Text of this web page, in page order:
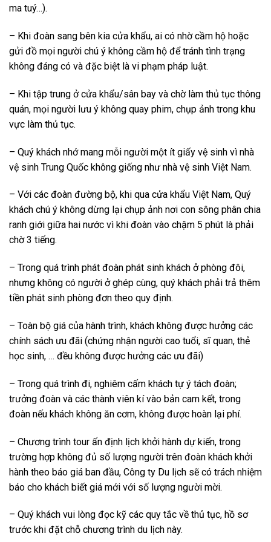
ma tuý…).
– Khi đoàn sang bên kia cửa khẩu, ai có nhờ cầm hộ hoặc
gửi đồ mọi người chú ý không cầm hộ để tránh tình trạng
không đáng có và đặc biệt là vi phạm pháp luật.
– Khi tập trung ở cửa khẩu/sân bay và chờ làm thủ tục thông
quán, mọi người lưu ý không quay phim, chụp ảnh trong khu
vực làm thủ tục.
– Quý khách nhớ mang mỗi người một ít giấy vệ sinh vì nhà
vệ sinh Trung Quốc không giống như nhà vệ sinh Việt Nam.
– Với các đoàn đường bộ, khi qua cửa khẩu Việt Nam, Quý
khách chú ý không dừng lại chụp ảnh nơi con sông phân chia
ranh giới giữa hai nước vì khi đoàn vào chậm 5 phút là phải
chờ 3 tiếng.
– Trong quá trình phát đoàn phát sinh khách ở phòng đôi,
nhưng không có người ở ghép cùng, quý khách phải trả thêm
tiền phát sinh phòng đơn theo quy định.
– Toàn bộ giá của hành trình, khách không được hưởng các
chính sách ưu đãi (chứng nhận người cao tuổi, sĩ quan, thẻ
học sinh, … đều không được hưởng các ưu đãi)
– Trong quá trình đi, nghiêm cấm khách tự ý tách đoàn;
trưởng đoàn và các thành viên kí vào bản cam kết, trong
đoàn nếu khách không ăn cơm, không được hoàn lại phí.
– Chương trình tour ấn định lịch khởi hành dự kiến, trong
trường hợp không đủ số lượng người trên đoàn khách khởi
hành theo báo giá ban đầu, Công ty Du lịch sẽ có trách nhiệm
báo cho khách biết giá mới với số lượng người mời.
– Quý khách vui lòng đọc kỹ các quy tắc về thủ tục, hồ sơ
trước khi đặt chỗ chương trình du lịch này.